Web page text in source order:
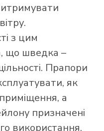
з цим
що шведка –
Прапори
як
приміщення, а
призначені
використання,